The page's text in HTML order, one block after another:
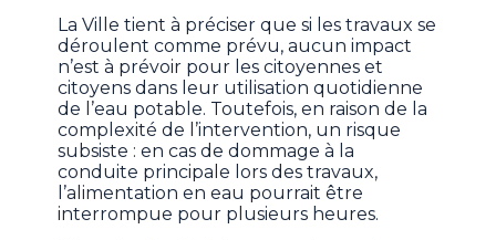
La Ville tient à préciser que si les travaux se
déroulent comme prévu, aucun impact
n’est à prévoir pour les citoyennes et
citoyens dans leur utilisation quotidienne
de l’eau potable. Toutefois, en raison de la
complexité de l’intervention, un risque
subsiste : en cas de dommage à la
conduite principale lors des travaux,
l’alimentation en eau pourrait être
interrompue pour plusieurs heures.